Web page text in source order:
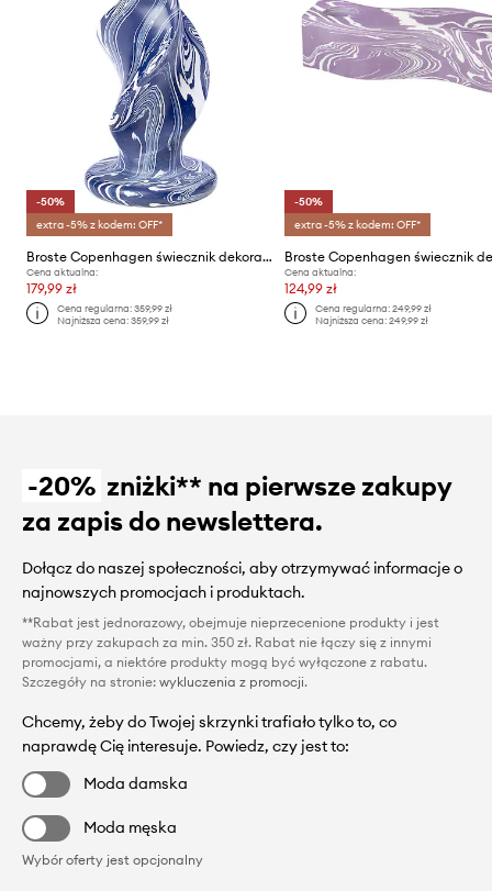
-50%
extra -5% z kodem: OFF*
Broste Copenhagen świecznik dekoracyjny Twist
Cena aktualna:
179,99 zł
Cena regularna:359,99 zł
Najniższa cena:359,99 zł
-50%
extra -5% z kodem: OFF*
Cena aktualna:
124,99 zł
Cena regularna: 249,99 zł
Najniższa cena: 249,99 zł
-20% zniżki** na pierwsze zakupy
za zapis do newslettera.
Dołącz do naszej społeczności, aby otrzymywać informacje o
najnowszych promocjach i produktach.
**Rabat jest jednorazowy, obejmuje nieprzecenione produkty i jest
ważny przy zakupach za min. 350 zł. Rabat nie łączy się z innymi
promocjami, a niektóre produkty mogą być wyłączone z rabatu.
Szczegóły na stronie: wykluczenia z promocji.
Chcemy, żeby do Twojej skrzynki trafiało tylko to, co
naprawdę Cię interesuje. Powiedz, czy jest to:
Moda damska
Moda męska
Wybór oferty jest opcjonalny